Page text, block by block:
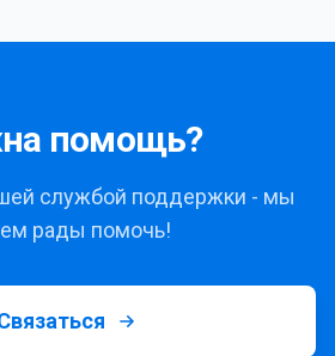
помощь?
службой поддержки - мы
рады помочь!